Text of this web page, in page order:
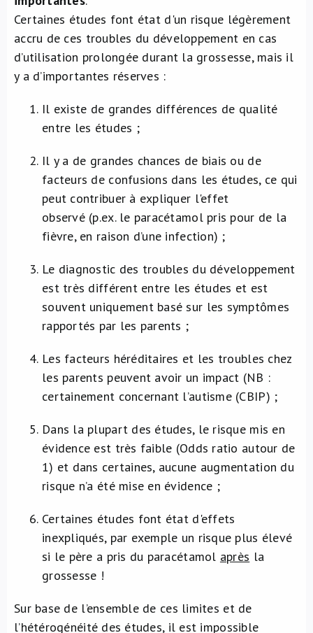
Certaines études font état d'un risque légèrement
accru de ces troubles du développement en cas
d’utilisation prolongée durant la grossesse, mais il
y a d’importantes réserves :
Il existe de grandes différences de qualité
entre les études ;
Il y a de grandes chances de biais ou de
facteurs de confusions dans les études, ce qui
peut contribuer à expliquer l'effet
observé (p.ex. le paracétamol pris pour de la
fièvre, en raison d’une infection) ;
Le diagnostic des troubles du développement
est très différent entre les études et est
souvent uniquement basé sur les symptômes
rapportés par les parents ;
Les facteurs héréditaires et les troubles chez
les parents peuvent avoir un impact (NB :
certainement concernant l’autisme (CBIP) ;
Dans la plupart des études, le risque mis en
évidence est très faible (Odds ratio autour de
1) et dans certaines, aucune augmentation du
risque n’a été mise en évidence ;
Certaines études font état d'effets
inexpliqués, par exemple un risque plus élevé
si le père a pris du paracétamol après la
grossesse !
Sur base de l’ensemble de ces limites et de
l’hétérogénéité des études, il est impossible